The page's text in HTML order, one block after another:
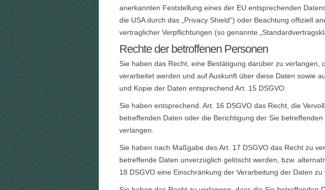
anerkannten Feststellung eines der EU entsprechenden
die USA durch das „Privacy Shield“) oder Beachtung offiziell
vertraglicher Verpflichtungen (so genannte
Rechte der betroffenen Personen
Sie haben das Recht, eine Bestätigung darüber zu verlangen,
verarbeitet werden und auf Auskunft über diese Daten sowie
und Kopie der Daten entsprechend Art. 15 DSGVO.
Sie haben entsprechend. Art. 16 DSGVO das Recht, die
betreffenden Daten oder die Berichtigung der Sie
verlangen.
Sie haben nach Maßgabe des Art. 17 DSGVO das Recht zu
betreffende Daten unverzüglich gelöscht werden, bzw.
18 DSGVO eine Einschränkung der Verarbeitung der Daten zu